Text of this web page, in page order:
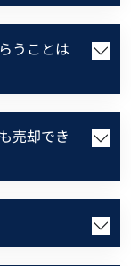
うことは
売却でき